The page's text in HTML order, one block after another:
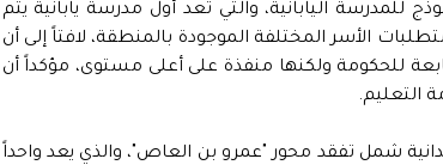
اليابانية، والتي تعد أول مدرسة يابانية يتم
الأسر المختلفة الموجودة بالمنطقة، لافتاً إلى أن
للحكومة ولكنها منفذة على أعلى مستوى، مؤكداً أن
التعليم.
شمل تفقد محور "عمرو بن العاص"، والذي يعد واحداً